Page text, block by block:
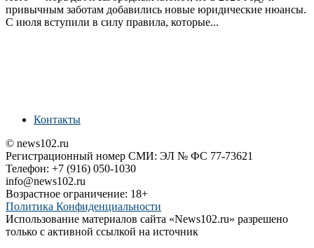
привычным заботам добавились новые юридические нюансы.
С июля вступили в силу правила, которые...
Контакты
© news102.ru
Регистрационный номер СМИ: ЭЛ № ФС 77-73621
Телефон: +7 (916) 050-1030
info@news102.ru
Возрастное ограничение: 18+
Политика Конфиденциальности
Использование материалов сайта «News102.ru» разрешено
только с активной ссылкой на источник